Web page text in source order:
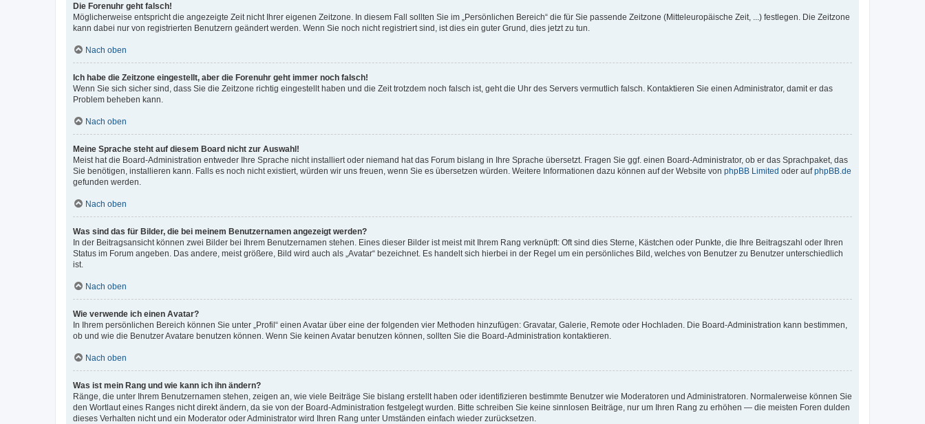
Die Forenuhr geht falsch!
Möglicherweise entspricht die angezeigte Zeit nicht Ihrer eigenen Zeitzone. In diesem Fall sollten Sie im „Persönlichen Bereich“ die für Sie passende Zeitzone (Mitteleuropäische Zeit, ...) festlegen. Die Zeitzone
kann dabei nur von registrierten Benutzern geändert werden. Wenn Sie noch nicht registriert sind, ist dies ein guter Grund, dies jetzt zu tun.
Nach oben
Ich habe die Zeitzone eingestellt, aber die Forenuhr geht immer noch falsch!
Wenn Sie sich sicher sind, dass Sie die Zeitzone richtig eingestellt haben und die Zeit trotzdem noch falsch ist, geht die Uhr des Servers vermutlich falsch. Kontaktieren Sie einen Administrator, damit er das
Problem beheben kann.
Nach oben
Meine Sprache steht auf diesem Board nicht zur Auswahl!
Meist hat die Board-Administration entweder Ihre Sprache nicht installiert oder niemand hat das Forum bislang in Ihre Sprache übersetzt. Fragen Sie ggf. einen Board-Administrator, ob er das Sprachpaket, das
Sie benötigen, installieren kann. Falls es noch nicht existiert, würden wir uns freuen, wenn Sie es übersetzen würden. Weitere Informationen dazu können auf der Website von phpBB Limited oder aufphpBB.de
gefunden werden.
Nach oben
Was sind das für Bilder, die bei meinem Benutzernamen angezeigt werden?
In der Beitragsansicht können zwei Bilder bei Ihrem Benutzernamen stehen. Eines dieser Bilder ist meist mit Ihrem Rang verknüpft: Oft sind dies Sterne, Kästchen oder Punkte, die Ihre Beitragszahl oder Ihren
Status im Forum angeben. Das andere, meist größere, Bild wird auch als „Avatar“ bezeichnet. Es handelt sich hierbei in der Regel um ein persönliches Bild, welches von Benutzer zu Benutzer unterschiedlich
ist.
Nach oben
Wie verwende ich einen Avatar?
In Ihrem persönlichen Bereich können Sie unter „Profil“ einen Avatar über eine der folgenden vier Methoden hinzufügen: Gravatar, Galerie, Remote oder Hochladen. Die Board-Administration kann bestimmen,
ob und wie die Benutzer Avatare benutzen können. Wenn Sie keinen Avatar benutzen können, sollten Sie die Board-Administration kontaktieren.
Nach oben
Was ist mein Rang und wie kann ich ihn ändern?
Ränge, die unter Ihrem Benutzernamen stehen, zeigen an, wie viele Beiträge Sie bislang erstellt haben oder identifizieren bestimmte Benutzer wie Moderatoren und Administratoren. Normalerweise können Sie
den Wortlaut eines Ranges nicht direkt ändern, da sie von der Board-Administration festgelegt wurden. Bitte schreiben Sie keine sinnlosen Beiträge, nur um Ihren Rang zu erhöhen — die meisten Foren dulden
dieses Verhalten nicht und ein Moderator oder Administrator wird Ihren Rang unter Umständen einfach wieder zurücksetzen.